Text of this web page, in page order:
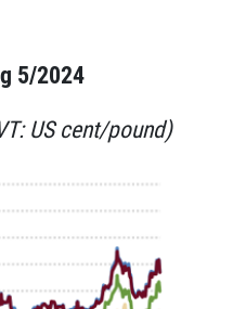
5/2024
US cent/pound)